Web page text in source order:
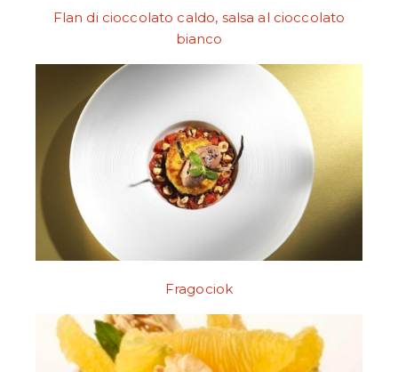
Flan di cioccolato caldo, salsa al cioccolato
bianco
Fragociok